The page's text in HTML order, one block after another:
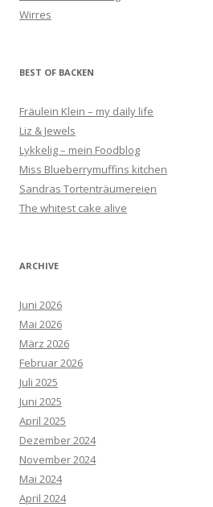
Wirres
BEST OF BACKEN
Fräulein Klein – my daily life
Liz & Jewels
Lykkelig – mein Foodblog
Miss Blueberrymuffins kitchen
Sandras Tortenträumereien
The whitest cake alive
ARCHIVE
Juni 2026
Mai 2026
März 2026
Februar 2026
Juli 2025
Juni 2025
April 2025
Dezember 2024
November 2024
Mai 2024
April 2024